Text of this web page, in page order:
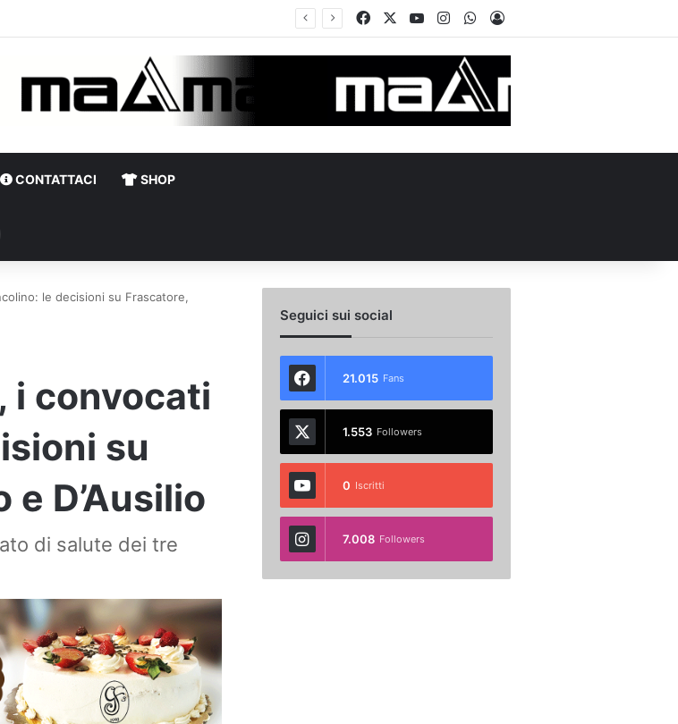
FacebookYou TubeInstagramWhatsApp
Accedi
CONTATTACI SHOP
le decisioni su Frascatore,
i convocati
su
D’Ausilio
di salute dei tre
Seguici sui social
21.015 Fans
1.553 Followers
0 Iscritti
7.008 Followers